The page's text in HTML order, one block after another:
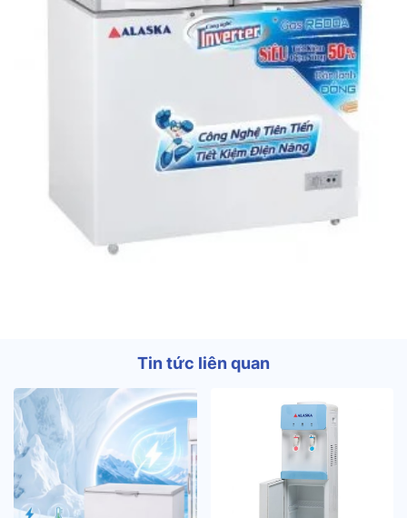
Tin tức liên quan